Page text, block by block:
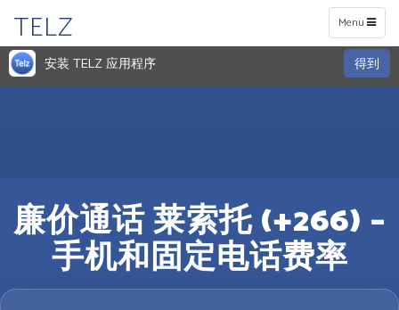
Toggle
navigation
Menu
TELZ
安装 TELZ 应用程序 得到
廉价通话 莱索托 (+266) –
手机和固定电话费率